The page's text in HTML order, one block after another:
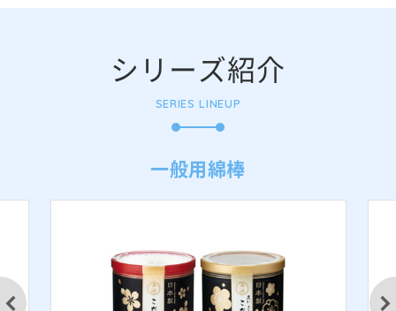
シリーズ紹介
SERIES LINEUP
一般用綿棒